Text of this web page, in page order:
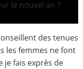
des tenues
les femmes ne font
je fais exprès de